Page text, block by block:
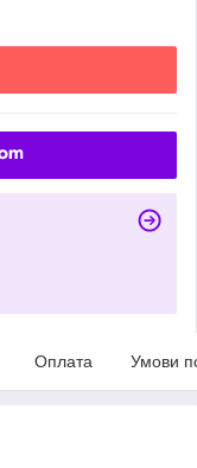
Оплата Умови